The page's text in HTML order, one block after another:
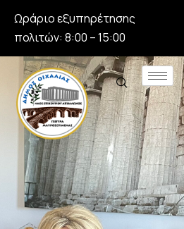
Ωράριο εξυπηρέτησης
πολιτών: 8:00 – 15:00